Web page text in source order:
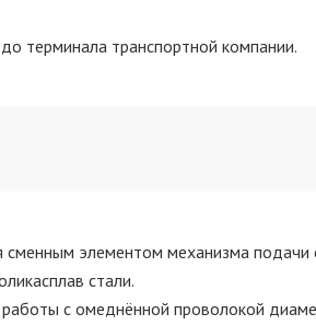
терминала транспортной компании.
сменным элементом механизма
стали.
с омеднённой проволокой